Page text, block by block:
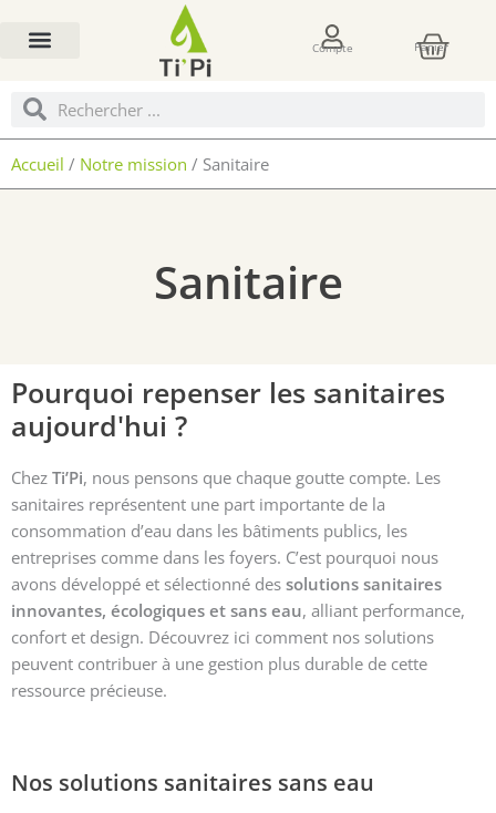
Compte Panier
RechercherRechercher
Accueil / Notre mission / Sanitaire
Sanitaire
Pourquoi repenser les sanitaires
aujourd'hui ?
Chez Ti’Pi, nous pensons que chaque goutte compte. Les
sanitaires représentent une part importante de la
consommation d’eau dans les bâtiments publics, les
entreprises comme dans les foyers. C’est pourquoi nous
avons développé et sélectionné des solutions sanitaires
innovantes, écologiques et sans eau, alliant performance,
confort et design. Découvrez ici comment nos solutions
peuvent contribuer à une gestion plus durable de cette
ressource précieuse.
Nos solutions sanitaires sans eau